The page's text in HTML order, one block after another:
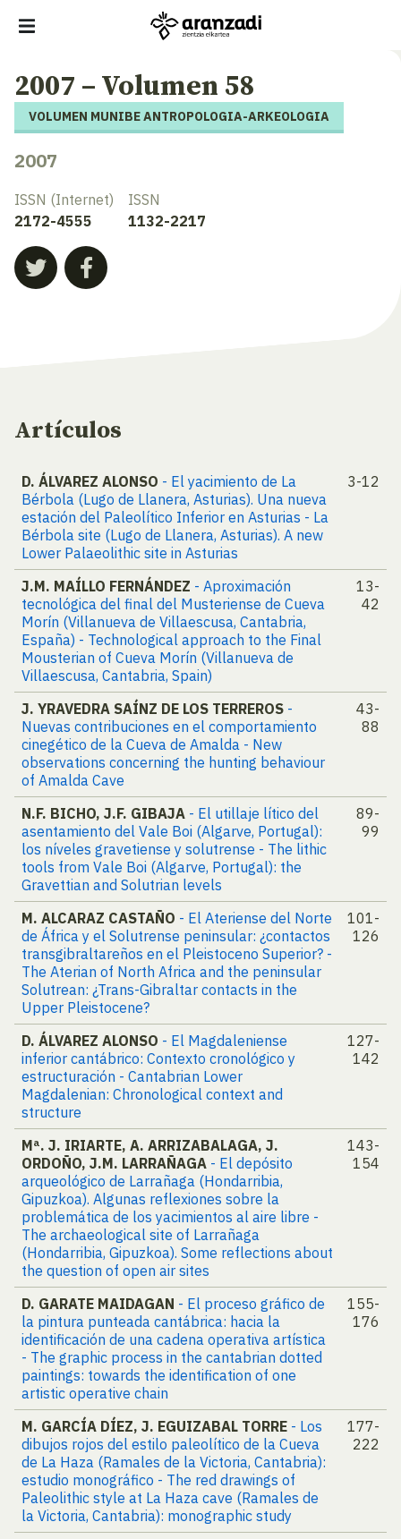
2007 – Volumen 58
VOLUMEN MUNIBE ANTROPOLOGIA-ARKEOLOGIA
2007
ISSN (Internet)
2172-4555
ISSN
1132-2217
Artículos
D. ÁLVAREZ ALONSO - El yacimiento de La
Bérbola (Lugo de Llanera, Asturias). Una nueva
estación del Paleolítico Inferior en Asturias - La
Bérbola site (Lugo de Llanera, Asturias). A new
Lower Palaeolithic site in Asturias
3-12
J.M. MAÍLLO FERNÁNDEZ - Aproximación
tecnológica del final del Musteriense de Cueva
Morín (Villanueva de Villaescusa, Cantabria,
España) - Technological approach to the Final
Mousterian of Cueva Morín (Villanueva de
Villaescusa, Cantabria, Spain)
13-
42
J. YRAVEDRA SAÍNZ DE LOS TERREROS -
Nuevas contribuciones en el comportamiento
cinegético de la Cueva de Amalda - New
observations concerning the hunting behaviour
of Amalda Cave
43-
88
N.F. BICHO, J.F. GIBAJA - El utillaje lítico del
asentamiento del Vale Boi (Algarve, Portugal):
los níveles gravetiense y solutrense - The lithic
tools from Vale Boi (Algarve, Portugal): the
Gravettian and Solutrian levels
89-
99
M. ALCARAZ CASTAÑO - El Ateriense del Norte
de África y el Solutrense peninsular: ¿contactos
transgibraltareños en el Pleistoceno Superior? -
The Aterian of North Africa and the peninsular
Solutrean: ¿Trans-Gibraltar contacts in the
Upper Pleistocene?
101-
126
D. ÁLVAREZ ALONSO - El Magdaleniense
inferior cantábrico: Contexto cronológico y
estructuración - Cantabrian Lower
Magdalenian: Chronological context and
structure
127-
142
Mª. J. IRIARTE, A. ARRIZABALAGA, J.
ORDOÑO, J.M. LARRAÑAGA - El depósito
arqueológico de Larrañaga (Hondarribia,
Gipuzkoa). Algunas reflexiones sobre la
problemática de los yacimientos al aire libre -
The archaeological site of Larrañaga
(Hondarribia, Gipuzkoa). Some reflections about
the question of open air sites
143-
154
D. GARATE MAIDAGAN - El proceso gráfico de
la pintura punteada cantábrica: hacia la
identificación de una cadena operativa artística
- The graphic process in the cantabrian dotted
paintings: towards the identification of one
artistic operative chain
155-
176
M. GARCÍA DÍEZ, J. EGUIZABAL TORRE - Los
dibujos rojos del estilo paleolítico de la Cueva
de La Haza (Ramales de la Victoria, Cantabria):
estudio monográfico - The red drawings of
Paleolithic style at La Haza cave (Ramales de
la Victoria, Cantabria): monographic study
177-
222